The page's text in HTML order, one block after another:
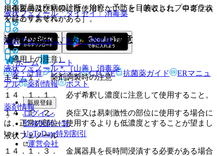
液状フェノール「タイセイ」消毒薬
液状フェノール「東海」消毒薬
液状フェノール＊（山善） 消毒薬
ホーム
薬剤情報
液状フェノール
損傷皮膚及び粘膜には使用しないこと［吸収され、中毒症状
を起こすおそれがある］。
適用上の注意、取扱い上の注意
（適用上の注意）
１４．１． 薬剤調製時の注意
１４．１．１． 必ず希釈し濃度に注意して使用すること。
１４．１．２． 炎症又は易刺激性の部位に使用する場合に
は、正常の部位に使用するよりも低濃度とすることが望まし
い。
１４．１．３． 金属器具を長時間浸漬する必要がある場合
※本製品は疾病の診断・治療・予防を目的としたプログラム
ではありません。
ホーム
ノート
表・計算
レジメン CTCAE 抗菌薬ガイド
ERマニュ
アル
薬剤情報 ポスト
新規登録
ログイン
監修医師一覧
UpToDate特別割引
運営会社